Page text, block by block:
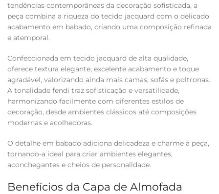
tendências contemporâneas da decoração sofisticada, a
peça combina a riqueza do tecido jacquard com o delicado
acabamento em babado, criando uma composição refinada
e atemporal.
Confeccionada em tecido jacquard de alta qualidade,
oferece textura elegante, excelente acabamento e toque
agradável, valorizando ainda mais camas, sofás e poltronas.
A tonalidade fendi traz sofisticação e versatilidade,
harmonizando facilmente com diferentes estilos de
decoração, desde ambientes clássicos até composições
modernas e acolhedoras.
O detalhe em babado adiciona delicadeza e charme à peça,
tornando-a ideal para criar ambientes elegantes,
aconchegantes e cheios de personalidade.
Benefícios da Capa de Almofada